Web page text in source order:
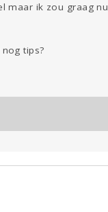
maar ik zou graag nu
tips?